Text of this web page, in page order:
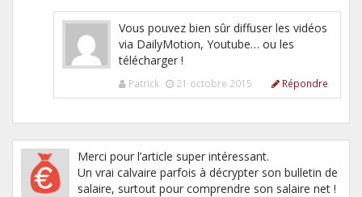
Vous pouvez bien sûr diffuser les vidéos
via DailyMotion, Youtube… ou les
télécharger !
Patrick 21 octobre 2015 Répondre
Merci pour l’article super intéressant.
Un vrai calvaire parfois à décrypter son bulletin de
salaire, surtout pour comprendre son salaire net !